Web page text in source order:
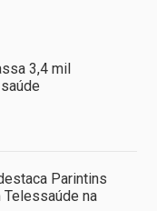
3,4 mil
Parintins
na